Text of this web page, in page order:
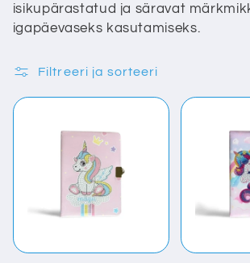
:
isikupärastatud ja säravat
igapäevaseks kasutamiseks.
Filtreeri ja sorteeri